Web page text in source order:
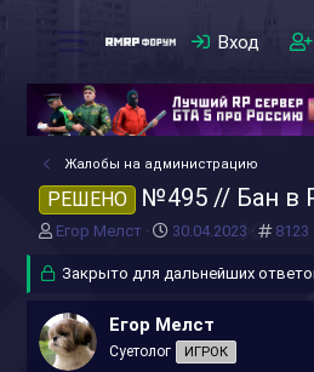
Вход
Жалобы на администрацию
РЕШЕНО №495 // Бан в
А
т
р
т
е
Егор Мелст
Д
т
н
а
ч
30.04.2023 #
8123
Закрыто для дальнейших
Егор Мелст
Суетолог ИГРОК